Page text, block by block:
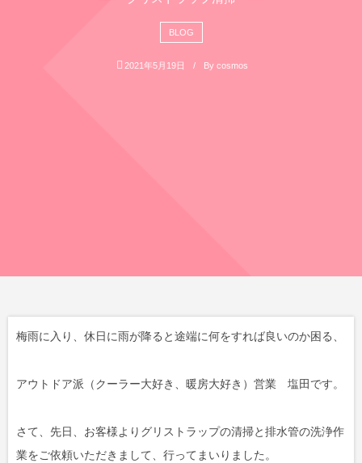
BLOG
2021年5月19日 By cosmos
梅雨に入り、休日に雨が降ると途端に何をすれば良いのか困る、
アウトドア派（クーラー大好き、暖房大好き）営業 塩田です。
さて、先日、お客様よりグリストラップの清掃と排水管の洗浄作
業をご依頼いただきまして、行ってまいりました。